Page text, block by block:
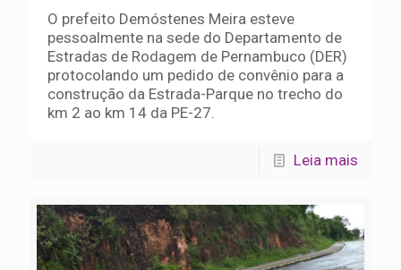
O prefeito Demóstenes Meira esteve
pessoalmente na sede do Departamento de
Estradas de Rodagem de Pernambuco (DER)
protocolando um pedido de convênio para a
construção da Estrada-Parque no trecho do
km 2 ao km 14 da PE-27.
Leia mais